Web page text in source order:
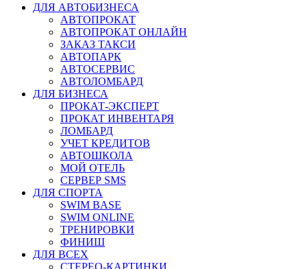
ДЛЯ АВТОБИЗНЕСА
АВТОПРОКАТ
АВТОПРОКАТ ОНЛАЙН
ЗАКАЗ ТАКСИ
АВТОПАРК
АВТОСЕРВИС
АВТОЛОМБАРД
ДЛЯ БИЗНЕСА
ПРОКАТ-ЭКСПЕРТ
ПРОКАТ ИНВЕНТАРЯ
ЛОМБАРД
УЧЕТ КРЕДИТОВ
АВТОШКОЛА
МОЙ ОТЕЛЬ
СЕРВЕР SMS
ДЛЯ СПОРТА
SWIM BASE
SWIM ONLINE
ТРЕНИРОВКИ
ФИНИШ
ДЛЯ ВСЕХ
СТЕРЕО-КАРТИНКИ